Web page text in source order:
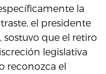
la
el presidente
sostuvo que el retiro
legislativa
reconozca el